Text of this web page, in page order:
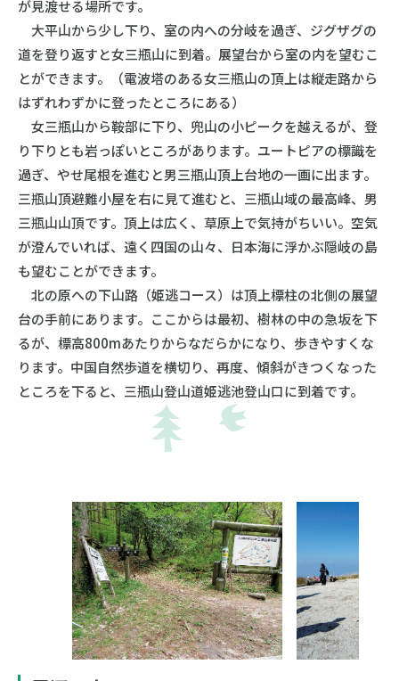
が見渡せる場所です。
大平山から少し下り、室の内への分岐を過ぎ、ジグザグの
道を登り返すと女三瓶山に到着。展望台から室の内を望むこ
とができます。（電波塔のある女三瓶山の頂上は縦走路から
はずれわずかに登ったところにある）
女三瓶山から鞍部に下り、兜山の小ピークを越えるが、登
り下りとも岩っぽいところがあります。ユートピアの標識を
過ぎ、やせ尾根を進むと男三瓶山頂上台地の一画に出ます。
三瓶山頂避難小屋を右に見て進むと、三瓶山域の最高峰、男
三瓶山山頂です。頂上は広く、草原上で気持がちいい。空気
が澄んでいれば、遠く四国の山々、日本海に浮かぶ隠岐の島
も望むことができます。
北の原への下山路（姫逃コース）は頂上標柱の北側の展望
台の手前にあります。ここからは最初、樹林の中の急坂を下
るが、標高800mあたりからなだらかになり、歩きやすくな
ります。中国自然歩道を横切り、再度、傾斜がきつくなった
ところを下ると、三瓶山登山道姫逃池登山口に到着です。